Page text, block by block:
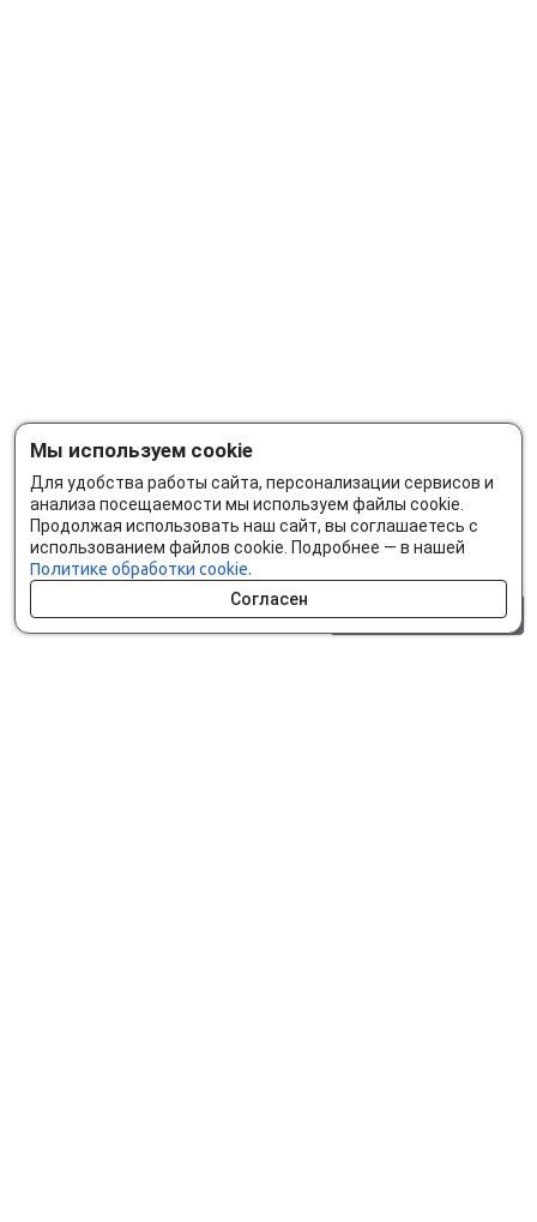
Мы используем cookie
Для удобства работы сайта, персонализации сервисов и
анализа посещаемости мы используем файлы cookie.
Продолжая использовать наш сайт, вы соглашаетесь с
использованием файлов cookie. Подробнее — в нашей
Политике обработки cookie.
Согласен